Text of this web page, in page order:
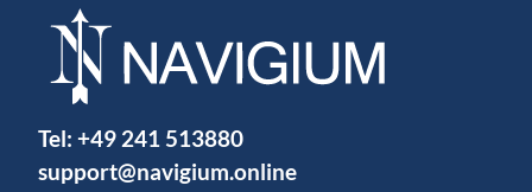
Tel: +49 241 513880
support@navigium.online